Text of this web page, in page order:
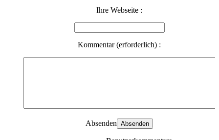
Ihre Webseite :
Kommentar (erforderlich) :
Absenden